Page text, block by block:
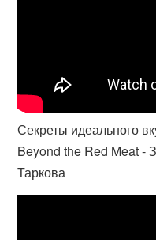
Секреты идеального
Beyond the Red Meat -
Таркова